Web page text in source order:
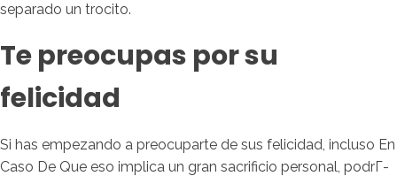
separado un trocito.
Te preocupas por su
felicidad
Si has empezando a preocuparte de sus felicidad, incluso En
Caso De Que eso implica un gran sacrificio personal, podrГ­